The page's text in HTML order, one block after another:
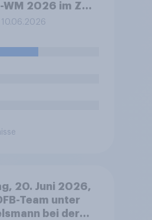
2026 im ZDF
ab
Werden Sie
20. Juni 2026,
Team unter
bei der